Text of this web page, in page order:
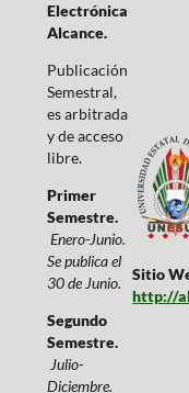
Electrónica
Alcance.
Publicación
Semestral,
es arbitrada
y de acceso
libre.
Primer
Semestre.
Enero-Junio.
Se publica el
30 de Junio.
Segundo
Semestre.
Julio-
Diciembre.
Sitio
http://